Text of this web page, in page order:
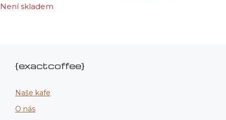
Není skladem
{exactcoffee}
Naše kafe
O nás